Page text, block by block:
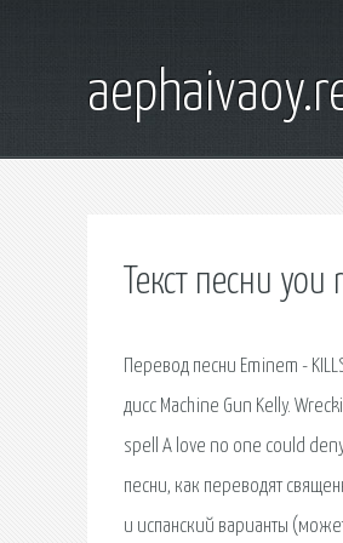
Текст песни
Перевод песни Eminem -
дисс Machine Gun Kelly.
spell A love no one could
песни, как переводят
и испанский варианты